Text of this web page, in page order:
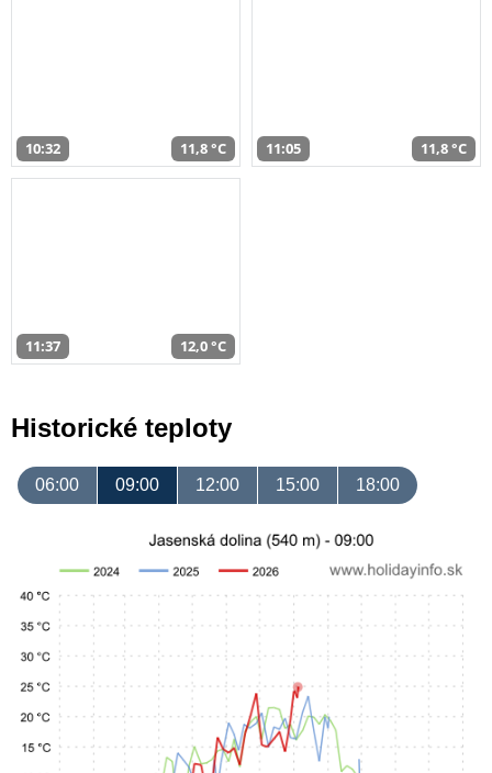
10:32 11,8 °C 11:05 11,8 °C
11:37 12,0 °C
Historické teploty
06:00 09:00 12:00 15:00 18:00